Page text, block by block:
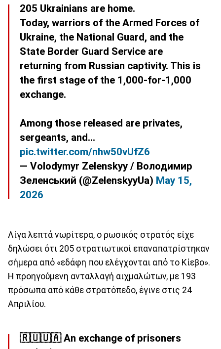
205 Ukrainians are home.
Today, warriors of the Armed Forces of
Ukraine, the National Guard, and the
State Border Guard Service are
returning from Russian captivity. This is
the first stage of the 1,000-for-1,000
exchange.
Among those released are privates,
sergeants, and…
pic.twitter.com/nhw50vUfZ6
— Volodymyr Zelenskyy / Володимир
Зеленський (@ZelenskyyUa) May 15,
2026
Λίγα λεπτά νωρίτερα, ο ρωσικός στρατός είχε
δηλώσει ότι 205 στρατιωτικοί επαναπατρίστηκαν
σήμερα από «εδάφη που ελέγχονται από το Κίεβο».
Η προηγούμενη ανταλλαγή αιχμαλώτων, με 193
πρόσωπα από κάθε στρατόπεδο, έγινε στις 24
Απριλίου.
🇷🇺🇺🇦 An exchange of prisoners